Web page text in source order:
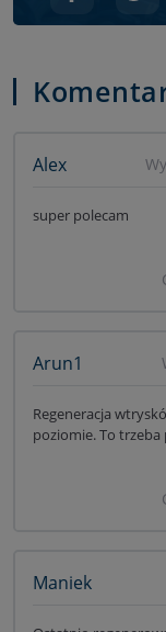
Alex
super polecam
Arun1
Regeneracja
poziomie. To trzeba
Maniek